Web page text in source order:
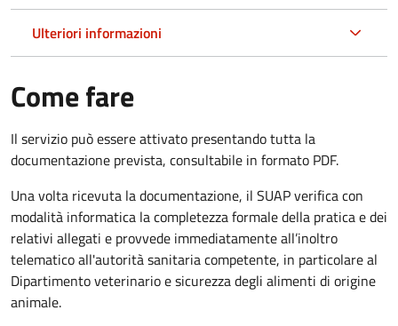
Ulteriori informazioni
Come fare
Il servizio può essere attivato presentando tutta la
documentazione prevista, consultabile in formato PDF.
Una volta ricevuta la documentazione, il SUAP verifica con
modalità informatica la completezza formale della pratica e dei
relativi allegati e provvede immediatamente all’inoltro
telematico all'autorità sanitaria competente, in particolare al
Dipartimento veterinario e sicurezza degli alimenti di origine
animale.